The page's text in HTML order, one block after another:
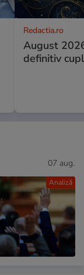
Redactia.ro
August
definitiv
Analiză
07 aug.